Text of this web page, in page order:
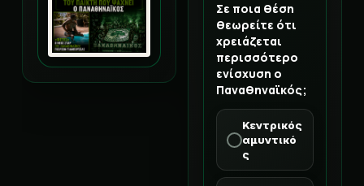
Σε ποια θέση
θεωρείτε ότι
χρειάζεται
περισσότερο
ενίσχυση ο
Παναθηναϊκός;
Κεντρικός
αμυντικό
ς